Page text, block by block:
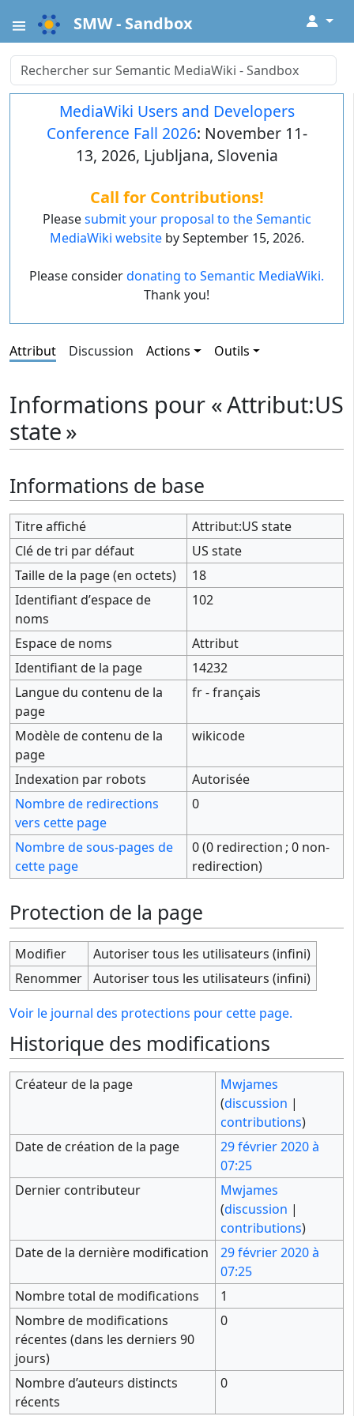
SMW - Sandbox ↓
MediaWiki Users and Developers
Conference Fall 2026: November 11-
13, 2026, Ljubljana, Slovenia
Call for Contributions!
Pleasesubmit your proposal to the Semantic
MediaWiki websiteby September 15, 2026.
Please considerdonating to Semantic MediaWiki.
Thank you!
Attribut Discussion Actions Outils
Informations pour « Attribut:US
state »
Informations de base
Titre affiché
Attribut:US state
Clé de tri par défaut
US state
Taille de la page (en octets)
18
Identifiant dʼespace de
noms
102
Espace de noms
Attribut
Identifiant de la page
14232
Langue du contenu de la
page
fr - français
Modèle de contenu de la
page
wikicode
Indexation par robots
Autorisée
Nombre de redirections
vers cette page
0
Nombre de sous-pages de
cette page
0 (0 redirection ; 0 non-
redirection)
Protection de la page
Modifier
Autoriser tous les utilisateurs (infini)
Renommer
Autoriser tous les utilisateurs (infini)
Voir le journal des protections pour cette page.
Historique des modifications
Créateur de la page
Mwjames
(discussion |
contributions)
Date de création de la page
29 février 2020 à
07:25
Dernier contributeur
Mwjames
(discussion |
contributions)
Date de la dernière modification
29 février 2020 à
07:25
Nombre total de modifications
1
Nombre de modifications
récentes (dans les derniers 90
jours)
0
Nombre d’auteurs distincts
récents
0